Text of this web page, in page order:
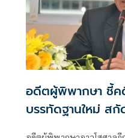
อดีตผู้พิพากษา ชี้ค
บรรทัดฐานใหม่ ส